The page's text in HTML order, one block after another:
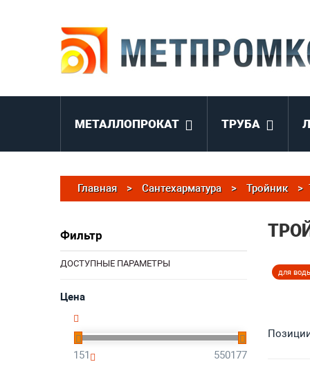
МЕТАЛЛОПРОКАТ ТРУБА
Главная > Сантехарматура > Тройник >
для
Фильтр
ДОСТУПНЫЕ ПАРАМЕТРЫ
Цена
151 550177